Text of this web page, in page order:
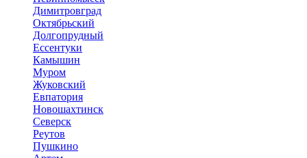
Димитровград
Октябрьский
Долгопрудный
Ессентуки
Камышин
Муром
Жуковский
Евпатория
Новошахтинск
Северск
Реутов
Пушкино